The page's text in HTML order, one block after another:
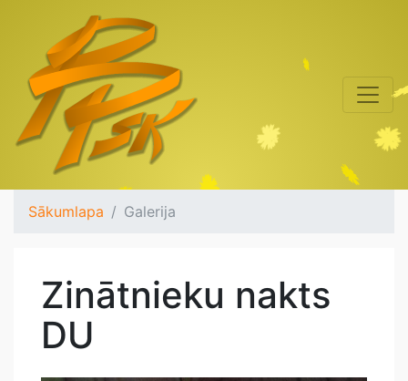
Sākumlapa Galerija
Zinātnieku nakts
DU